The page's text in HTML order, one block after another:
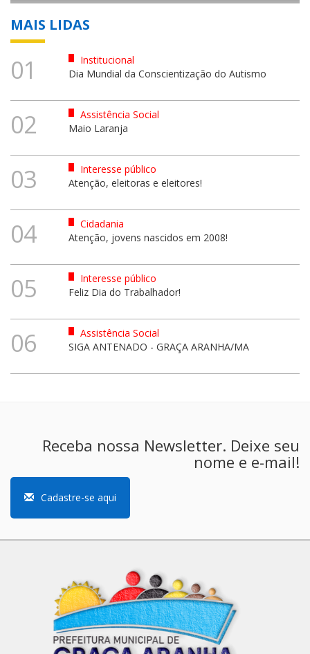
MAIS LIDAS
01
Institucional
Dia Mundial da Conscientização do Autismo
02
Assistência Social
Maio Laranja
03
Interesse público
Atenção, eleitoras e eleitores!
04
Cidadania
Atenção, jovens nascidos em 2008!
05
Interesse público
Feliz Dia do Trabalhador!
06
Assistência Social
SIGA ANTENADO - GRAÇA ARANHA/MA
Receba nossa Newsletter. Deixe seu
nome e e-mail!
Cadastre-se aqui